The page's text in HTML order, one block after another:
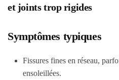
et joints trop rigides
Symptômes typiques
Fissures fines en réseau,
ensoleillées.